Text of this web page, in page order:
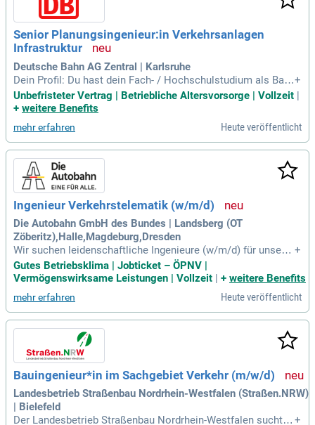
Senior Planungsingenieur:in Verkehrsanlagen
Infrastruktur
Deutsche Bahn AG Zentral | Karlsruhe
Dein Profil: Du hast dein Fach- / Hochschulstudium als Baui
ngenieur:in oder Verkehrsingenieur:in erfolgreich abgeschlo
ssen, idealerweise mit dem Schwerpunkt Schiene, alternativ
bis 7 von Infrastrukturprojekten
+
Unbefristeter Vertrag | Betriebliche Altersvorsorge | Vollzeit |
+ weitere Benefits
mehr erfahren Heute veröffentlicht
Ingenieur Verkehrstelematik (w/m/d)
Die Autobahn GmbH des Bundes | Landsberg (OT
Zöberitz),Halle,Magdeburg,Dresden
Wir suchen leidenschaftliche Ingenieure (w/m/d) für unsere
Abteilung C3 – Telematik/ Leitzentralen/ Fernmeldewesen. I
hre Expertise ist entscheidend für die regelmäßige Prüfung,
Wartung und Erneuerung tausender Brücken und Tunnel. Zu I
hren spannenden Aufgaben zählen auch die Steuerung des V
erkehrs sowie die Koordination des Betriebsdienstes. Werd
en Sie Teil unseres dynamischen Teams und gestalten Sie a
ktiv die Zukunft der Autobahn! Als Ingenieur für Verkehrstel
ematik planen und überwachen Sie Neubau- und Erhaltungs
maßnahmen von Verkehrsbeeinflussungs- und Lichtsignala
nlagen. Bewerben Sie sich jetzt und tragen Sie zur Verkehrs
sicherheit und Effizienz bei!
+
Gutes Betriebsklima | Jobticket – ÖPNV |
Vermögenswirksame Leistungen | Vollzeit | + weitere Benefits
mehr erfahren Heute veröffentlicht
Bauingenieur*in im Sachgebiet Verkehr (m/w/d)
Landesbetrieb Straßenbau Nordrhein-Westfalen (Straßen.NRW)
| Bielefeld
Der Landesbetrieb Straßenbau Nordrhein-Westfalen sucht ei +